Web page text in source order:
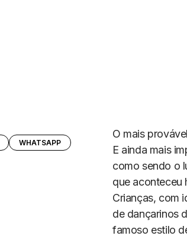
WHATSAPP
O mais
E ainda mais
como sendo o
que aconteceu
Crianças, com
de dançarinos
famoso estilo